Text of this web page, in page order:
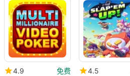
4.9
免费
4.5